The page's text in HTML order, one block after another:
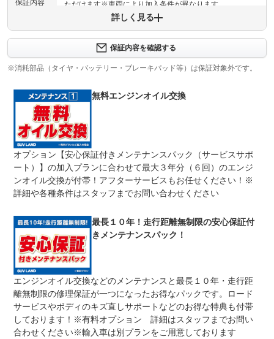
保証内容
ただけます※車両により加入条件が異なります
保証項目
３ヶ月・３０００ｋｍ以内ならエンジン、トランスミッシ
ョン、ハイブリッド、ステアリング、ブレーキの各機構に
おける主要項目を無償修理（または交換）いたします。
修理回数 無制限
上限金額
車両本体価格
期間中は何度でも修理可能！修理金額は車両本体価格の１
００％までしっかり保証します。車両本体価格５０万円以
下の場合は５０万円まで保証します。
免責金
無し
保証修理の対象となる場合は、お客様の費用負担は一切ご
ざいません。
保証修理
全国のネクステージで受付可能！ご遠方でネクステージに
は、スタッフまでお気軽にお尋ねください。
法定整備 整備無 車両状態については販売店にご確認ください
法定整備
について
-
詳しく見る
保証内容を確認する
※消耗部品（タイヤ・バッテリー・ブレーキパッド等）は保証対象外です。
無料エンジンオイル交換
オプション【安心保証付きメンテナンスパック（サービスサポ
ート）】の加入プランに合わせて最大３年分（６回）のエンジ
ンオイル交換が付帯！アフターサービスもお任せください！※
詳細や各種条件はスタッフまでお問い合わせください
最長１０年！走行距離無制限の安心保証付
きメンテナンスパック！
エンジンオイル交換などのメンテナンスと最長１０年・走行距
離無制限の修理保証が一つになったお得なパックです。ロード
サービスやボディのキズ直しサポートなどのお得な特典も付帯
しております！※有料オプション 詳細はスタッフまでお問い
合わせください※輸入車は別プランをご用意しております